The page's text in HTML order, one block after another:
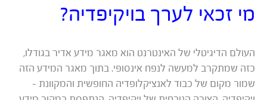
מי זכאי לערך בויקיפדיה?
העולם הדיגיטלי של האינטרנט הוא מאגר מידע אדיר בגודלו,
כזה שמתקרב למעשה לנפח אינסופי. בתוך מאגר המידע הזה
שמור מקום של כבוד לאנציקלופדיה החופשית והמקוונת –